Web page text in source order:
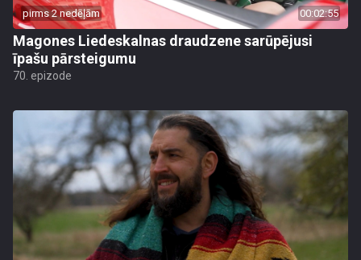
pirms 2 nedēļām 00:02:55
Magones Liedeskalnas draudzene sarūpējusi
īpašu pārsteigumu
70. epizode